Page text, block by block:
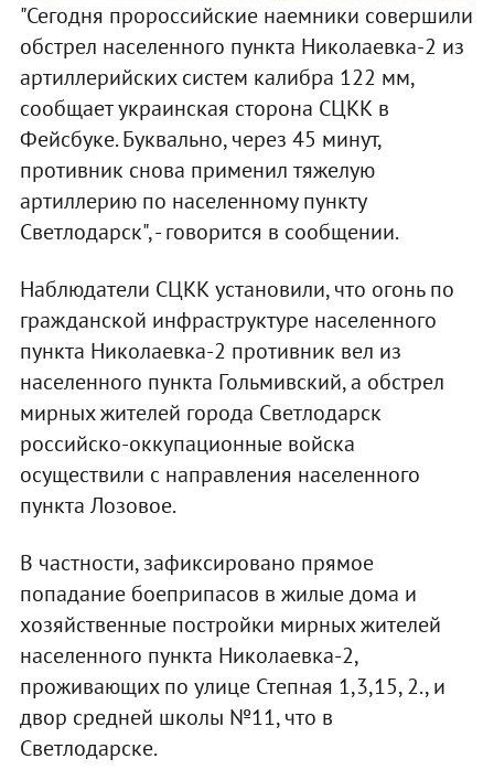
"Сегодня пророссийские наемники совершили
обстрел населенного пункта Николаевка-2 из
артиллерийских систем калибра 122 мм,
сообщает украинская сторона СЦКК в
Фейсбуке. Буквально, через 45 минут,
противник снова применил тяжелую
артиллерию по населенному пункту
Светлодарск", - говорится в сообщении.
Наблюдатели СЦКК установили, что огонь по
гражданской инфраструктуре населенного
пункта Николаевка-2 противник вел из
населенного пункта Гольмивский, а обстрел
мирных жителей города Светлодарск
российско-оккупационные войска
осуществили с направления населенного
пункта Лозовое.
В частности, зафиксировано прямое
попадание боеприпасов в жилые дома и
хозяйственные постройки мирных жителей
населенного пункта Николаевка-2,
проживающих по улице Степная 1,3,15, 2., и
двор средней школы №11, что в
Светлодарске.